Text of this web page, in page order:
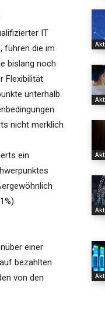
IT
führen die im
bislang noch
Flexibilität
unterhalb
nicht merklich
ein
einer
bezahlten
von den